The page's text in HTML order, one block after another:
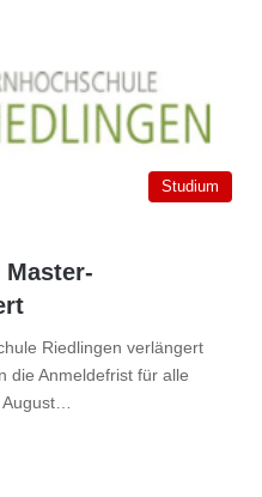
Studium
Riedlingen verlängert
die Anmeldefrist für alle
August…